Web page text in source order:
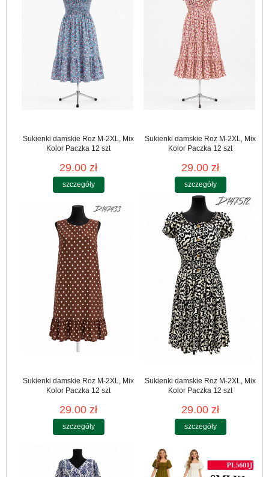
Sukienki damskie Roz M-2XL, Mix
Kolor Paczka 12 szt
29.00 zł
szczegóły
Sukienki damskie Roz M-2XL, Mix
Kolor Paczka 12 szt
29.00 zł
szczegóły
Sukienki damskie Roz M-2XL, Mix
Kolor Paczka 12 szt
29.00 zł
szczegóły
Sukienki damskie Roz M-2XL, Mix
Kolor Paczka 12 szt
29.00 zł
szczegóły